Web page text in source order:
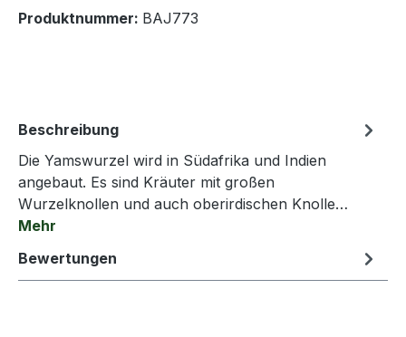
Produktnummer: BAJ773
Beschreibung
Die Yamswurzel wird in Südafrika und Indien
angebaut. Es sind Kräuter mit großen
Wurzelknollen und auch oberirdischen Knolle…
Mehr
Bewertungen